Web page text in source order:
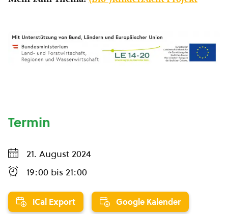
Termin
21. August 2024
19:00 bis 21:00
iCal Export Google Kalender